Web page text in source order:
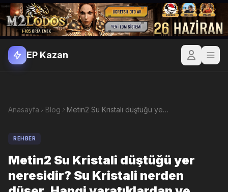
EP Kazan
Anasayfa Blog Metin2 Su Kristali düştüğü yer neresidir? Su Kristali nerden düşer, Hangi yaratıklardan ve hangi patron bosslardan Su Kr...
REHBER
Metin2 Su Kristali düştüğü yer
neresidir? Su Kristali nerden